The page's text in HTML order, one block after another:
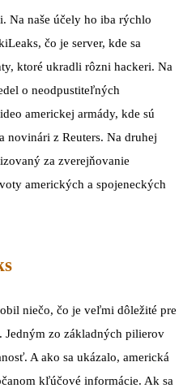
Na naše účely ho iba rýchlo
čo je server, kde sa
ktoré ukradli rôzni hackeri. Na
o neodpustiteľných
americkej armády, kde sú
novinári z Reuters. Na druhej
za zverejňovanie
amerických a spojeneckých
niečo, čo je veľmi dôležité pre
Jedným zo základných pilierov
A ako sa ukázalo, americká
kľúčové informácie. Ak sa